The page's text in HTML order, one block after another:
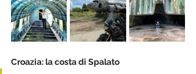
Croazia: la costa di Spalato